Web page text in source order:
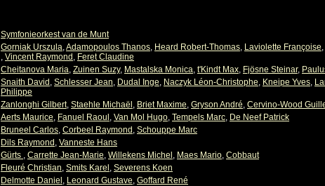
Symfonieorkest van de Munt
Gorniak Urszula,Adamopoulos Thanos, Heard Robert-Thomas, Laviolette Françoise,
, Vincent Raymond , Feret Claudine
Cheitanova Maria, Zuinen Suzy, Mastalska Monica, t'Kindt Max, Fjösne Steinar,
Snaith David , Schlesser Jean, Dudal Inge, Naczyk Léon-Christophe, Kneipe Yves,
Philippe
Zanlonghi Gilbert, Staehle Michaël , Briet Maxime, Gryson André, Cervino-Wood
Aerts Maurice, Fanuel Raoul , Van Mol Hugo, Tempels Marc, De Neef Patrick
Bruneel Carlos, Corbeel Raymond , Schouppe Marc
Dils Raymond , Vanneste Hans
Gürts , Carrette Jean-Marie, Willekens Michel , Maes Mario, Cobbaut
Fleuré Christian, Smits Karel , Severens Koen
Delmotte Daniel , Leonard Gustave, Goffard René